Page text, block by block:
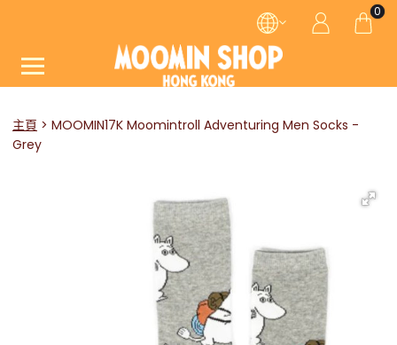
0
主頁
MOOMIN17K Moomintroll Adventuring Men Socks -
Grey